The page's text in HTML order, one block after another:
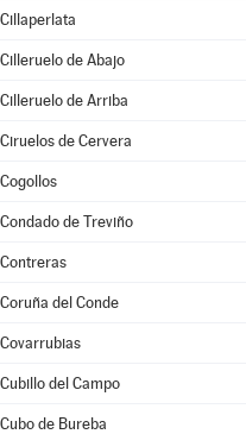
Cillaperlata
Cilleruelo de Abajo
Cilleruelo de Arriba
Ciruelos de Cervera
Cogollos
Condado de Treviño
Contreras
Coruña del Conde
Covarrubias
Cubillo del Campo
Cubo de Bureba